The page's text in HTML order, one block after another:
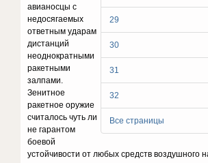
29
30
31
32
Все страницы
авианосцы с
недосягаемых
ответным ударам
дистанций
неоднократными
ракетными
залпами.
Зенитное
ракетное оружие
считалось чуть ли
не гарантом
боевой
устойчивости от любых средств воздушного